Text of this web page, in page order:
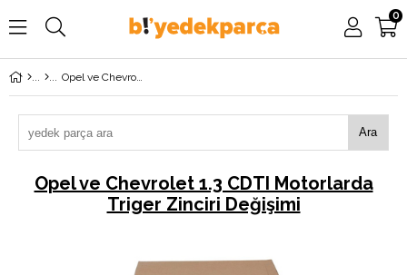
0
Opel ve Chevrolet 1.3 CDTI Motorlarda Triger Zinciri Değişimi
Ara
Opel ve Chevrolet 1.3 CDTI Motorlarda
Triger Zinciri Değişimi